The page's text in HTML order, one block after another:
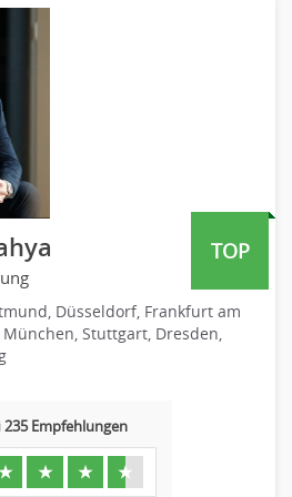
Anwaltsfachgehilfe
TOP
Düsseldorf, Frankfurt am
Stuttgart, Dresden,
235 Empfehlungen
★ ★ ★